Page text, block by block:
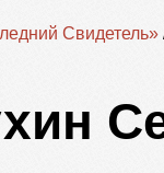
Свидетель»